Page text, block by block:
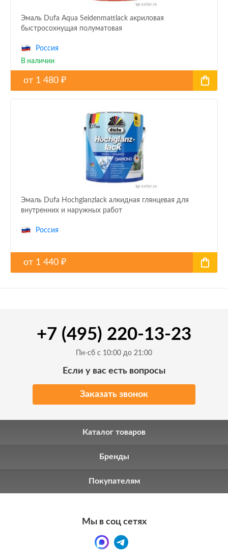
Эмаль Dufa Aqua Seidenmattlack акриловая
быстросохнущая полуматовая
Россия
В наличии
от 1 480 ₽
Эмаль Dufa Hochglanzlack алкидная глянцевая для
внутренних и наружных работ
Россия
от 1 440 ₽
+7 (495) 220-13-23
Пн-сб с 10:00 до 21:00
Если у вас есть вопросы
Заказать звонок
Каталог товаров
Бренды
Покупателям
Мы в соц сетях